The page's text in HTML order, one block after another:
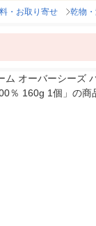
・お取り寄せ 乾物